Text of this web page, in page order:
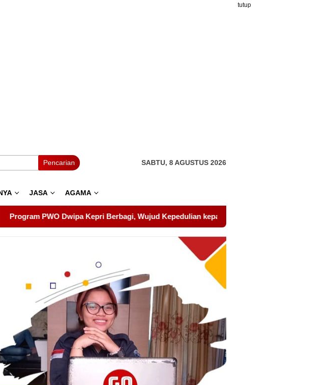
tutup
Pencarian SABTU, 8 AGUSTUS 2026
JASA AGAMA
Berbagi, Wujud Kepedulian kepada Pondok Tahfidz Yatim dan Dhuafa Al-Aqsho Batam